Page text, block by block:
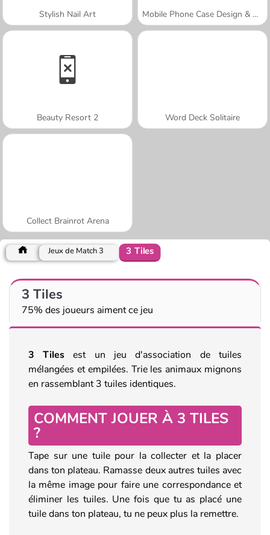
Stylish Nail Art Mobile Phone Case Design & DIY
Beauty Resort 2 Word Deck Solitaire
Collect Brainrot Arena
Jeux de Match 3 3 Tiles
3 Tiles
75% des joueurs aiment ce jeu
3 Tiles est un jeu d'association de tuiles
mélangées et empilées. Trie les animaux mignons
en rassemblant 3 tuiles identiques.
COMMENT JOUER À 3 TILES
?
Tape sur une tuile pour la collecter et la placer
dans ton plateau. Ramasse deux autres tuiles avec
la même image pour faire une correspondance et
éliminer les tuiles. Une fois que tu as placé une
tuile dans ton plateau, tu ne peux plus la remettre.